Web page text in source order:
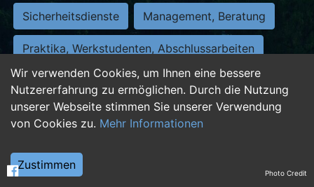
Wir verwenden Cookies, um Ihnen eine bessere
Nutzererfahrung zu ermöglichen. Durch die Nutzung
unserer Webseite stimmen Sie unserer Verwendung
von Cookies zu. Mehr Informationen
Zustimmen
Sicherheitsdienste Management, Beratung
Praktika, Werkstudenten, Abschlussarbeiten
Personalwesen Assistenz, Sekretariat
Hilfskräfte, Aushilfs- und Nebenjobs
Weiterbildung, Studium, duale Ausbildung Photo Credit